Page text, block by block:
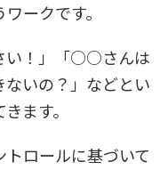
ークです。
い！」「○○さんは
いの？」などとい
ます。
ロールに基づいて